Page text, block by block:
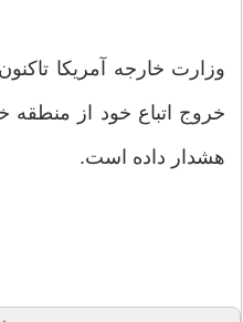
وزارت خارجه آمریکا
خروج اتباع خود از منطقه
هشدار داده است.